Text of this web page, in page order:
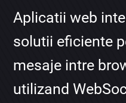
Aplicatii web
solutii eficiente
mesaje intre
utilizand